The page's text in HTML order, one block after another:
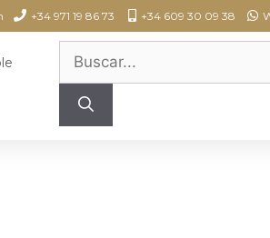
+34 971 19 86 73 +34 609 30 09 38